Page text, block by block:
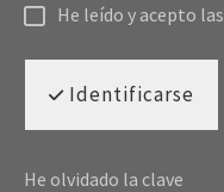
He leído y acepto las
Identificarse
He olvidado la clave